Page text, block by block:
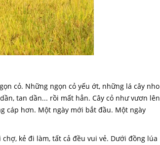
cỏ. Những ngọn cỏ yếu ớt, những lá cây nho
tan dần... rồi mất hẳn. Cây cỏ như vươn lên
cáp hơn. Một ngày mới bắt đầu. Một ngày
kẻ đi làm, tất cả đều vui vẻ. Dưới đồng lúa